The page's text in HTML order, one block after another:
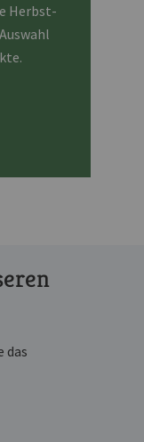
Herbst-
das